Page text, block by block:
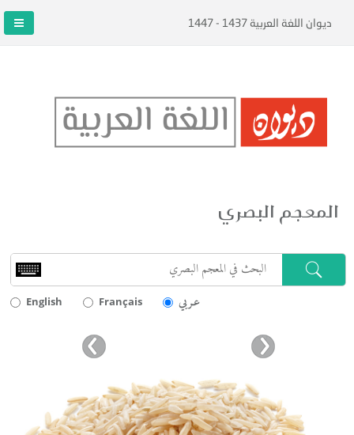
ديوان اللغة العربية 1437 - 1447
المعجم البصري
English Français عـربي